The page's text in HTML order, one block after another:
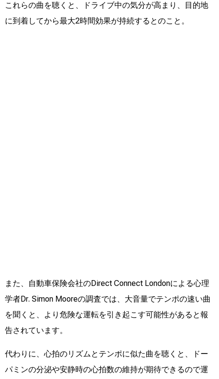
これらの曲を聴くと、ドライブ中の気分が高まり、目的地
に到着してから最大2時間効果が持続するとのこと。
また、自動車保険会社のDirect Connect Londonによる心理
学者Dr. Simon Mooreの調査では、大音量でテンポの速い曲
を聞くと、より危険な運転を引き起こす可能性があると報
告されています。
代わりに、心拍のリズムとテンポに似た曲を聴くと、ドー
パミンの分泌や安静時の心拍数の維持が期待できるので運